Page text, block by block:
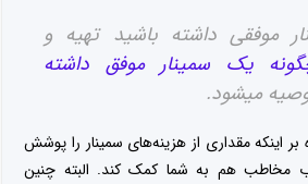
موفقی داشته باشید تهیه و
یک سمینار موفق داشته
میشود.
اینکه مقداری از هزینه‌های سمینار را پوشش
مخاطب هم به شما کمک کند. البته چنین